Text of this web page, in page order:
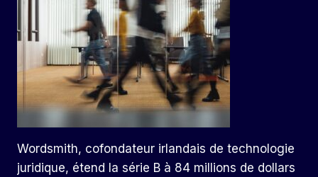
Wordsmith, cofondateur irlandais de technologie
juridique, étend la série B à 84 millions de dollars